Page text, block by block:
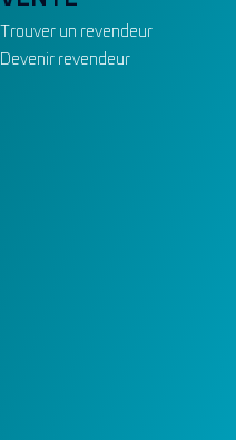
Trouver un revendeur
Devenir revendeur